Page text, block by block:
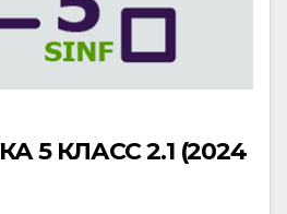
5 ​​КЛАСС 2.1 (2024